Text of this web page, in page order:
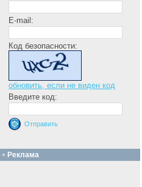
E-mail:
Код безопасности:
обновить, если не виден код
Введите код:
Реклама